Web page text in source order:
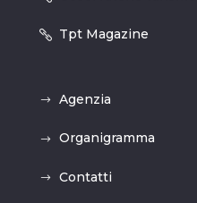
Tpt Magazine
Agenzia
Organigramma
Contatti